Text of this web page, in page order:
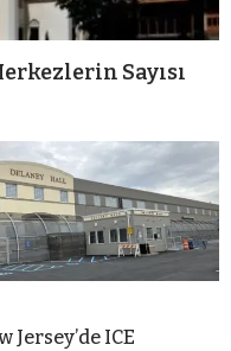
Sayısı
Jersey’de ICE